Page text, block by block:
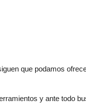
que podamos
y ante todo